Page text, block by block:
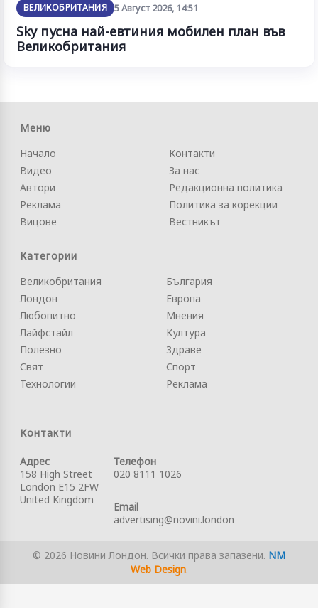
ВЕЛИКОБРИТАНИЯ 5 Август 2026, 14:51
Sky пусна най-евтиния мобилен план във
Великобритания
Меню
Начало
Видео
Автори
Реклама
Вицове
Контакти
За нас
Редакционна политика
Политика за корекции
Вестникът
Категории
Великобритания
Лондон
Любопитно
Лайфстайл
Полезно
Свят
Технологии
България
Европа
Мнения
Култура
Здраве
Спорт
Реклама
Контакти
Адрес
158 High Street
London E15 2FW
United Kingdom
Телефон
020 8111 1026
Email
advertising@novini.london
© 2026 Новини Лондон. Всички права запазени. NM
Web Design.